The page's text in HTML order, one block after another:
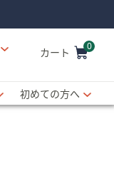
カート 0
初めての方へ